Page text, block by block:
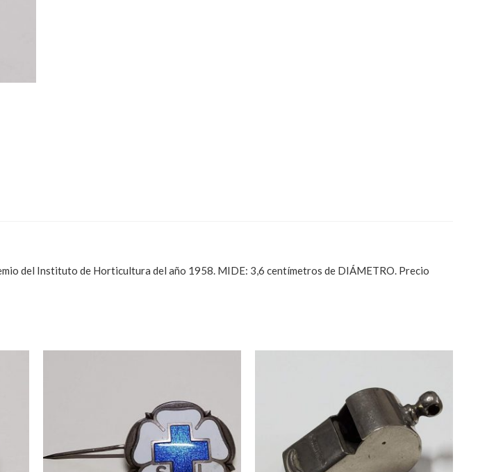
del Instituto de Horticultura del año 1958. MIDE: 3,6 centímetros de DIÁMETRO. Precio